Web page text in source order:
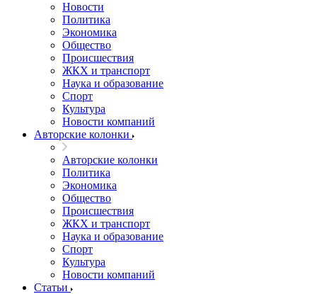
Новости
Политика
Экономика
Общество
Происшествия
ЖКХ и транспорт
Наука и образование
Спорт
Культура
Новости компаний
Авторские колонки
Авторские колонки
Политика
Экономика
Общество
Происшествия
ЖКХ и транспорт
Наука и образование
Спорт
Культура
Новости компаний
Статьи